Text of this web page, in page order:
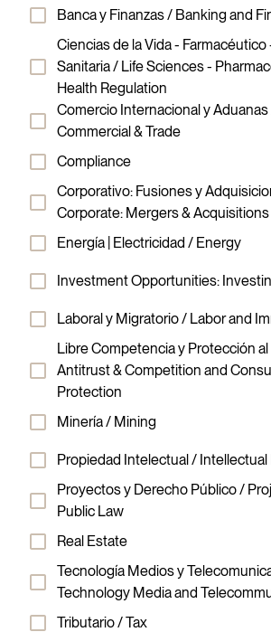
Banca y Finanzas / Banking and
Ciencias de la Vida - Farmacéutico
Sanitaria / Life Sciences -
Health Regulation
Comercio Internacional y
Commercial & Trade
Compliance
Corporativo: Fusiones y
Corporate: Mergers & Acquisitions
Energía | Electricidad / Energy
Investment Opportunities:
Laboral y Migratorio / Labor and
Libre Competencia y Protección
Antitrust & Competition and
Protection
Minería / Mining
Propiedad Intelectual /
Proyectos y Derecho Público /
Public Law
Real Estate
Tecnología Medios y
Technology Media and
Tributario / Tax